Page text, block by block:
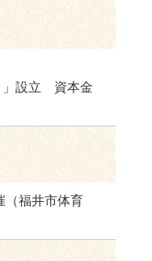
」設立 資本金
（福井市体育